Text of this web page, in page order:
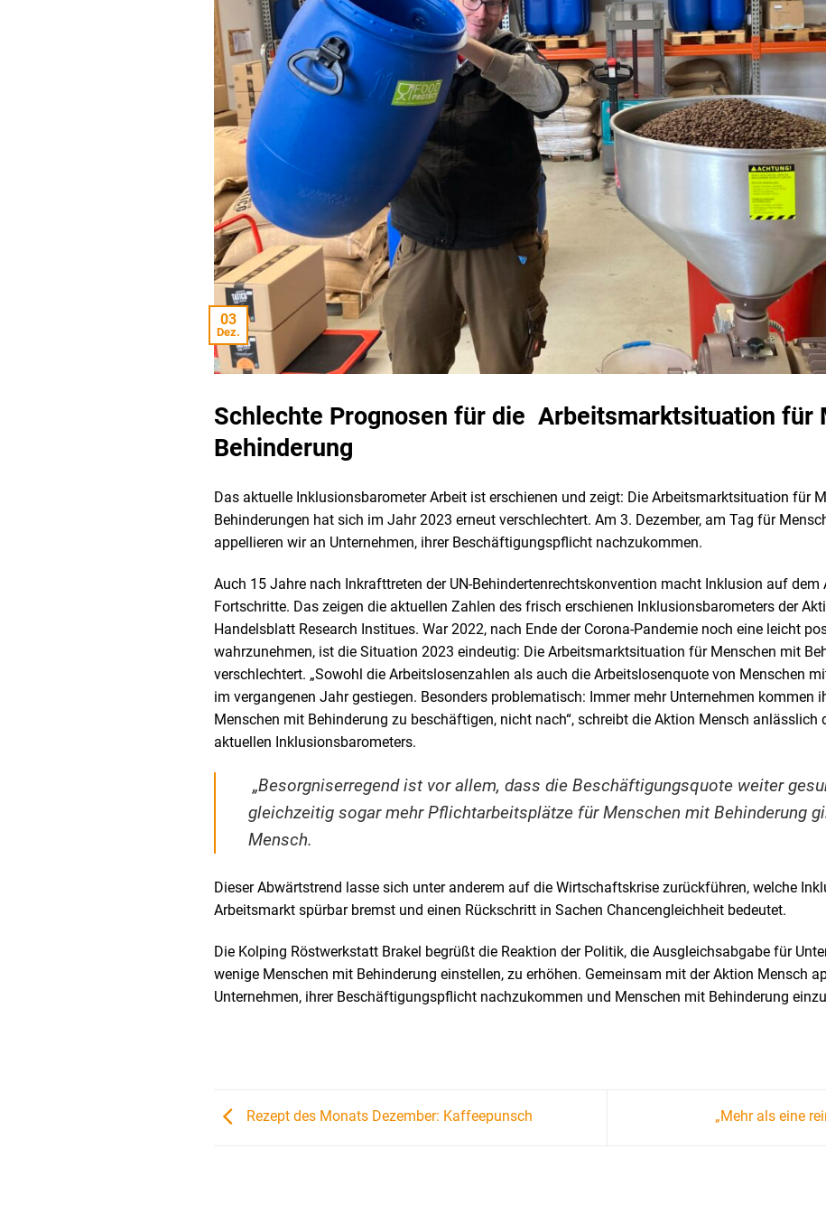
Schlechte Prognosen für die Arbeitsmarktsituation für
Behinderung
03
Dez.
Das aktuelle Inklusionsbarometer Arbeit ist erschienen und zeigt: Die Arbeitsmarktsituation für
Behinderungen hat sich im Jahr 2023 erneut verschlechtert. Am 3. Dezember, am Tag für
appellieren wir an Unternehmen, ihrer Beschäftigungspflicht nachzukommen.
Auch 15 Jahre nach Inkrafttreten der UN-Behindertenrechtskonvention macht Inklusion auf dem
Fortschritte. Das zeigen die aktuellen Zahlen des frisch erschienen Inklusionsbarometers der
Handelsblatt Research Institues. War 2022, nach Ende der Corona-Pandemie noch eine leicht
wahrzunehmen, ist die Situation 2023 eindeutig: Die Arbeitsmarktsituation für Menschen mit
verschlechtert. „Sowohl die Arbeitslosen­zahlen als auch die Arbeitslosen­quote von Menschen
im vergangenen Jahr gestiegen. Besonders problematisch: Immer mehr Unternehmen kommen
Menschen mit Behinderung zu beschäftigen, nicht nach“, schreibt die Aktion Mensch anlässlich
aktuellen Inklusionsbarometers.
„Besorgniserregend ist vor allem, dass die Beschäftigungsquote weiter
gleichzeitig sogar mehr Pflichtarbeitsplätze für Menschen mit Behinderung
Mensch.
Dieser Abwärtstrend lasse sich unter anderem auf die Wirtschaftskrise zurückführen, welche
Arbeitsmarkt spürbar bremst und einen Rückschritt in Sachen Chancengleichheit bedeutet.
Die Kolping Röstwerkstatt Brakel begrüßt die Reaktion der Politik, die Ausgleichsabgabe für
wenige Menschen mit Behinderung einstellen, zu erhöhen. Gemeinsam mit der Aktion Mensch
Unternehmen, ihrer Beschäftigungspflicht nachzukommen und Menschen mit Behinderung
Rezept des Monats Dezember: Kaffeepunsch „Mehr als eine